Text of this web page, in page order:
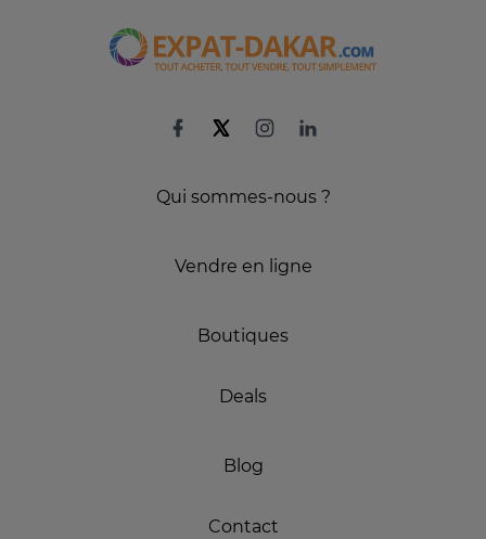
Qui sommes-nous ?
Vendre en ligne
Boutiques
Deals
Blog
Contact